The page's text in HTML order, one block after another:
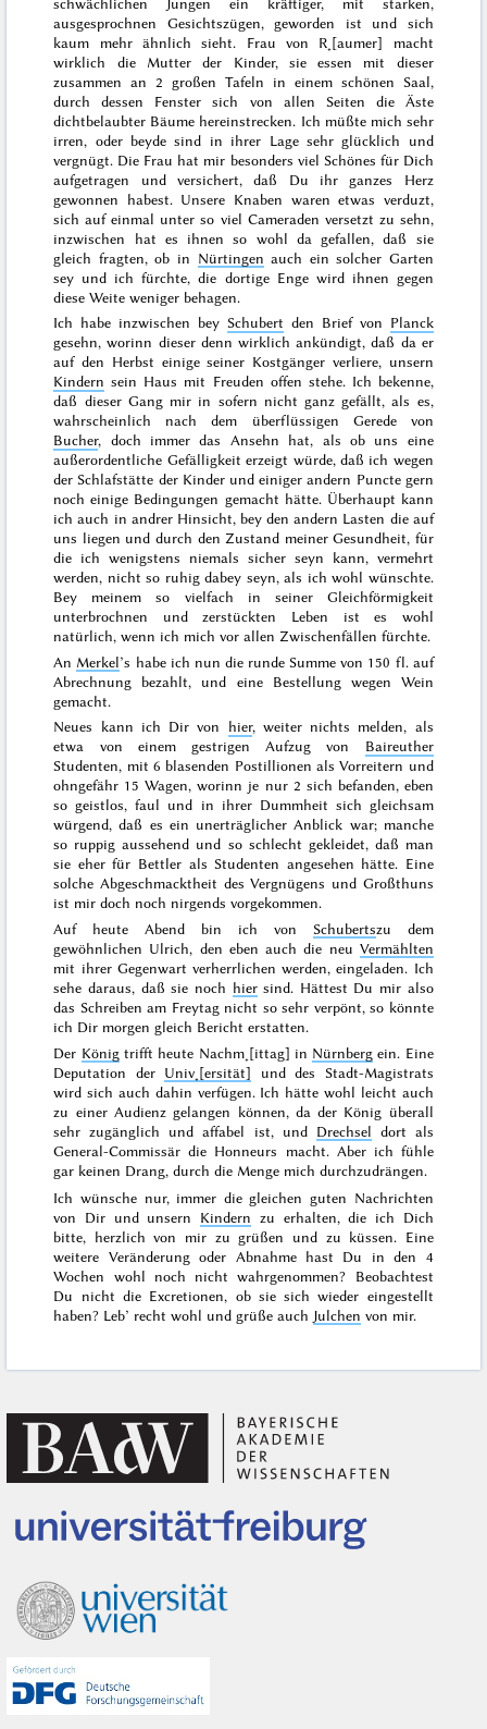
ausgesprochnen Gesichtszügen, geworden ist und sich
kaum mehr ähnlich sieht. Frau von R˖[aumer] macht
wirklich die Mutter der Kinder, sie essen mit dieser
zusammen an 2 großen Tafeln in einem schönen Saal,
durch dessen Fenster sich von allen Seiten die Äste
dichtbelaubter Bäume hereinstrecken. Ich müßte mich sehr
irren, oder beyde sind in ihrer Lage sehr glücklich und
vergnügt. Die Frau hat mir besonders viel Schönes für Dich
aufgetragen und versichert, daß Du ihr ganzes Herz
gewonnen habest. Unsere Knaben waren etwas verduzt,
sich auf einmal unter so viel Cameraden versetzt zu sehn,
inzwischen hat es ihnen so wohl da gefallen, daß sie
gleich fragten, ob in Nürtingen auch ein solcher Garten
sey und ich fürchte, die dortige Enge wird ihnen gegen
diese Weite weniger behagen.
Ich habe inzwischen bey Schubert den Brief von Planck
gesehn, worinn dieser denn wirklich ankündigt, daß da er
auf den Herbst einige seiner Kostgänger verliere, unsern
Kindern sein Haus mit Freuden offen stehe. Ich bekenne,
daß dieser Gang mir in sofern nicht ganz gefällt, als es,
wahrscheinlich nach dem überflüssigen Gerede von
Bucher, doch immer das Ansehn hat, als ob uns eine
außerordentliche Gefälligkeit erzeigt würde, daß ich wegen
der Schlafstätte der Kinder und einiger andern Puncte gern
noch einige Bedingungen gemacht hätte. Überhaupt kann
ich auch in andrer Hinsicht, bey den andern Lasten die auf
uns liegen und durch den Zustand meiner Gesundheit, für
die ich wenigstens niemals sicher seyn kann, vermehrt
werden, nicht so ruhig dabey seyn, als ich wohl wünschte.
Bey meinem so vielfach in seiner Gleichförmigkeit
unterbrochnen und zerstückten Leben ist es wohl
natürlich, wenn ich mich vor allen Zwischenfällen fürchte.
An Merkel’s habe ich nun die runde Summe von 150 fl. auf
Abrechnung bezahlt, und eine Bestellung wegen Wein
gemacht.
Neues kann ich Dir von hier, weiter nichts melden, als
etwa von einem gestrigen Aufzug von Baireuther
Studenten, mit 6 blasenden Postillionen als Vorreitern und
ohngefähr 15 Wagen, worinn je nur 2 sich befanden, eben
so geistlos, faul und in ihrer Dummheit sich gleichsam
würgend, daß es ein unerträglicher Anblick war; manche
so ruppig aussehend und so schlecht gekleidet, daß man
sie eher für Bettler als Studenten angesehen hätte. Eine
solche Abgeschmacktheit des Vergnügens und Großthuns
ist mir doch noch nirgends vorgekommen.
Auf heute Abend bin ich von Schubertszu dem
gewöhnlichen Ulrich, den eben auch die neu Vermählten
mit ihrer Gegenwart verherrlichen werden, eingeladen. Ich
sehe daraus, daß sie noch hiersind. Hättest Du mir also
das Schreiben am Freytag nicht so sehr verpönt, so könnte
ich Dir morgen gleich Bericht erstatten.
Der Königtrifft heute Nachm˖[ittag] in Nürnberg ein. Eine
Deputation der Univ˖[ersität] und des Stadt-Magistrats
wird sich auch dahin verfügen. Ich hätte wohl leicht auch
zu einer Audienz gelangen können, da der König überall
sehr zugänglich und affabel ist, und Drechsel dort als
General-Commissär die Honneurs macht. Aber ich fühle
gar keinen Drang, durch die Menge mich durchzudrängen.
Ich wünsche nur, immer die gleichen guten Nachrichten
von Dir und unsern Kindern zu erhalten, die ich Dich
bitte, herzlich von mir zu grüßen und zu küssen. Eine
weitere Veränderung oder Abnahme hast Du in den 4
Wochen wohl noch nicht wahrgenommen? Beobachtest
Du nicht die Excretionen, ob sie sich wieder eingestellt
haben? Leb’ rechtwohl und grüße auch Julchen von mir.